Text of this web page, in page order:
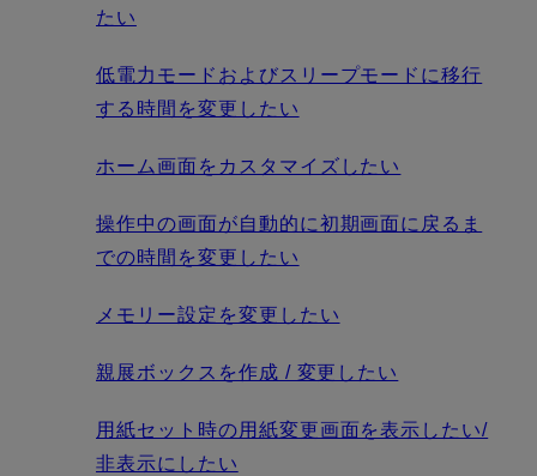
たい
低電力モードおよびスリープモードに移行
する時間を変更したい
ホーム画面をカスタマイズしたい
操作中の画面が自動的に初期画面に戻るま
での時間を変更したい
メモリー設定を変更したい
親展ボックスを作成 / 変更したい
用紙セット時の用紙変更画面を表示したい/
非表示にしたい